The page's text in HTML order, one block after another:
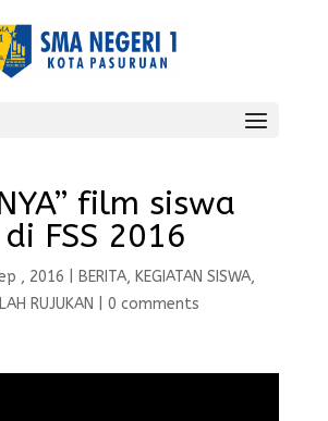
film siswa
FSS 2016
, 2016 BERITA, KEGIATAN SISWA,
RUJUKAN 0 comments